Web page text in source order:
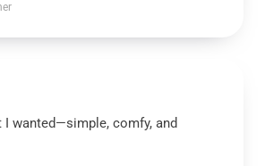
I wanted—simple, comfy, and